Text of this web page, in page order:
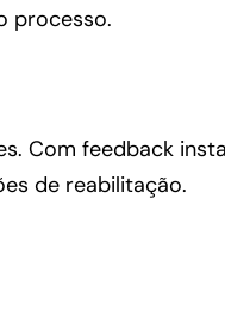
processo.
Com feedback
de reabilitação.